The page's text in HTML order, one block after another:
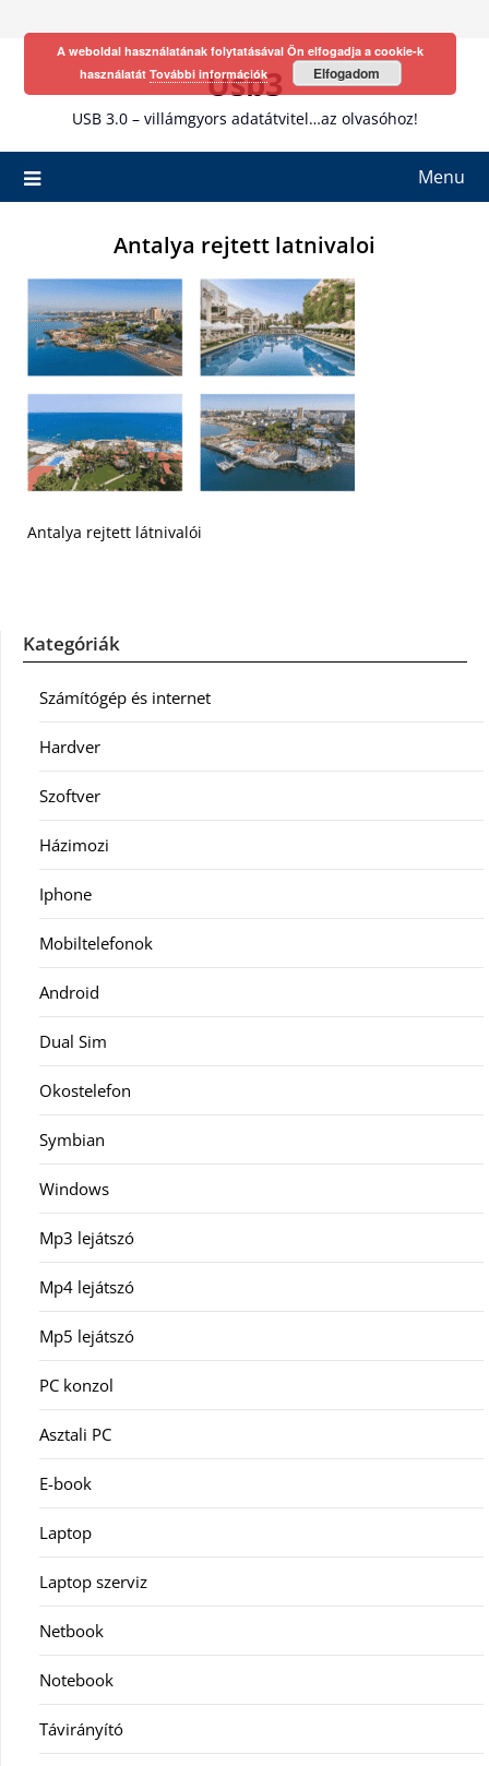
Usb3
USB 3.0 – villámgyors adatátvitel…az olvasóhoz!
Menu
Antalya rejtett latnivaloi
Antalya rejtett látnivalói
Kategóriák
Számítógép és internet
Hardver
Szoftver
Házimozi
Iphone
Mobiltelefonok
Android
Dual Sim
Okostelefon
Symbian
Windows
Mp3 lejátszó
Mp4 lejátszó
Mp5 lejátszó
PC konzol
Asztali PC
E-book
Laptop
Laptop szerviz
Netbook
Notebook
Távirányító
A weboldal használatának folytatásával Ön elfogadja a cookie-k
használatát További információk Elfogadom